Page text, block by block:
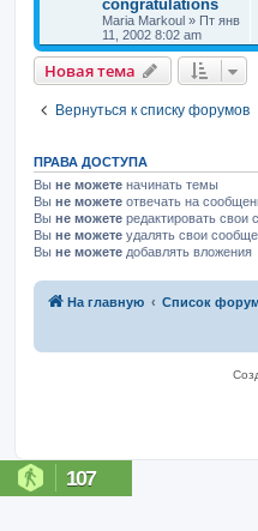
congratulations
Maria Markoul » Пт янв
11, 2002 8:02 am
Новая тема
Вернуться к списку форумов
ПРАВА ДОСТУПА
Вы не можете начинать темы
Вы не можете отвечать на
Вы не можете редактировать свои
Вы не можете удалять свои
Вы не можете добавлять вложения
На главную Список
107